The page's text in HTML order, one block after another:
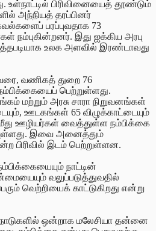
உள்நாட்டில் பிரிவினையைத் தூண்டும்
அந்நியத் தரப்பினர்
பரப்புவதாக 73
நம்புகின்றனர். இது ஐக்கிய அரபு
உலக அளவில் இரண்டாவது
வணிகத் துறை 76
பெற்றுள்ளது.
மற்றும் அரசு சாரா நிறுவனங்கள்
ஊடகங்கள் 65 விழுக்காட்டையும்
ஊழியர்கள் வைத்துள்ள நம்பிக்கை
இவை அனைத்தும்
பிரிவில் இடம் பெற்றுள்ளன.
நாட்டின்
வலுப்படுத்துவதில்
வெற்றியைக் காட்டுகிறது என்று
நாடுகளில் ஒன்றாக மலேசியா தன்னை